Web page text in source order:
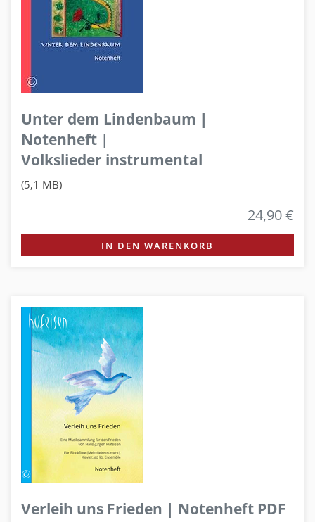
Unter dem Lindenbaum |
Notenheft |
Volkslieder instrumental
(5,1 MB)
24,90 €
IN DEN WARENKORB
Verleih uns Frieden | Notenheft PDF